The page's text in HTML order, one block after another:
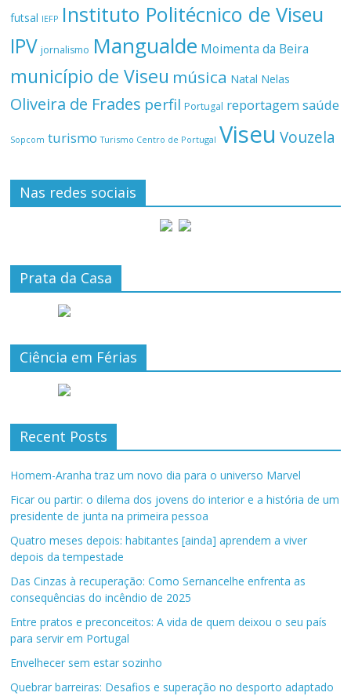
futsal IEFP Instituto Politécnico de Viseu
IPV jornalismo Mangualde Moimenta da Beira
município de Viseu música Natal Nelas
Oliveira de Frades perfil Portugal reportagemsaúde
Sopcom turismo Turismo Centro de Portugal Viseu Vouzela
Nas redes sociais
Prata da Casa
Ciência em Férias
Recent Posts
Homem-Aranha traz um novo dia para o universo Marvel
Ficar ou partir: o dilema dos jovens do interior e a história de um
presidente de junta na primeira pessoa
Quatro meses depois: habitantes [ainda] aprendem a viver
depois da tempestade
Das Cinzas à recuperação: Como Sernancelhe enfrenta as
consequências do incêndio de 2025
Entre pratos e preconceitos: A vida de quem deixou o seu país
para servir em Portugal
Envelhecer sem estar sozinho
Quebrar barreiras: Desafios e superação no desporto adaptado